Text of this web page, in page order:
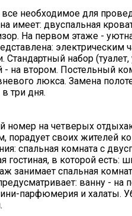
необходимое для
имеет: двуспальная
На первом этаже -
Стандартный набор
на втором. Постельный
люкса. Замена
три дня.
номер на четверых
порадует своих жителей
спальная комната с
гостиная, в которой есть:
занимает спальная
ванну -
парфюмерия и халаты.